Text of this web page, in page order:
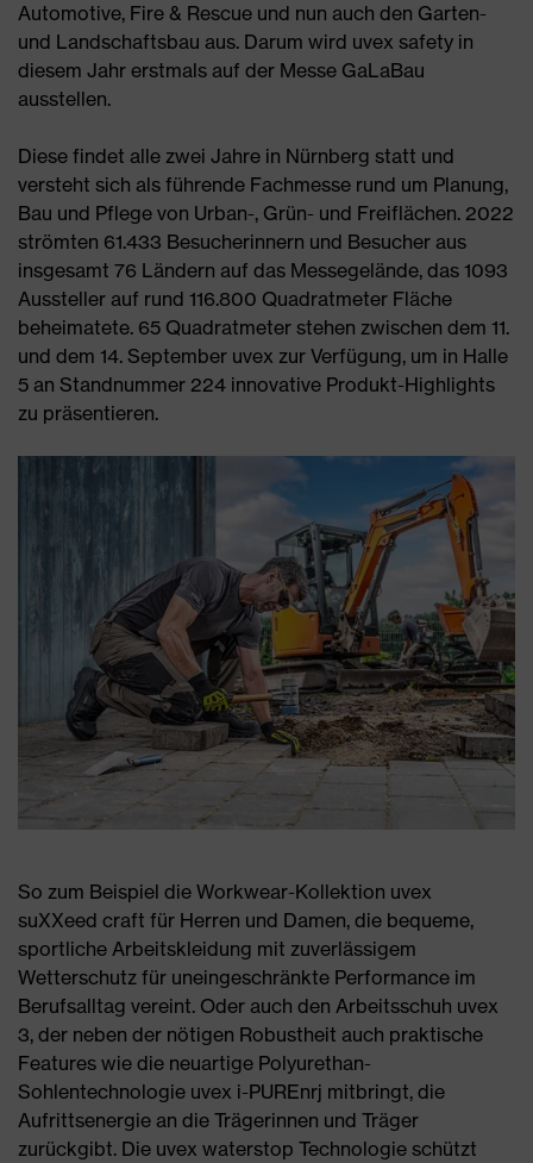
Automotive, Fire & Rescue und nun auch den Garten-
und Landschaftsbau aus. Darum wird uvex safety in
diesem Jahr erstmals auf der Messe GaLaBau
ausstellen.
Diese findet alle zwei Jahre in Nürnberg statt und
versteht sich als führende Fachmesse rund um Planung,
Bau und Pflege von Urban-, Grün- und Freiflächen. 2022
strömten 61.433 Besucherinnern und Besucher aus
insgesamt 76 Ländern auf das Messegelände, das 1093
Aussteller auf rund 116.800 Quadratmeter Fläche
beheimatete. 65 Quadratmeter stehen zwischen dem 11.
und dem 14. September uvex zur Verfügung, um in Halle
5 an Standnummer 224 innovative Produkt-Highlights
zu präsentieren.
So zum Beispiel die Workwear-Kollektion uvex
suXXeed craft für Herren und Damen, die bequeme,
sportliche Arbeitskleidung mit zuverlässigem
Wetterschutz für uneingeschränkte Performance im
Berufsalltag vereint. Oder auch den Arbeitsschuh uvex
3, der neben der nötigen Robustheit auch praktische
Features wie die neuartige Polyurethan-
Sohlentechnologie uvex i-PUREnrj mitbringt, die
Aufrittsenergie an die Trägerinnen und Träger
zurückgibt. Die uvex waterstop Technologie schützt